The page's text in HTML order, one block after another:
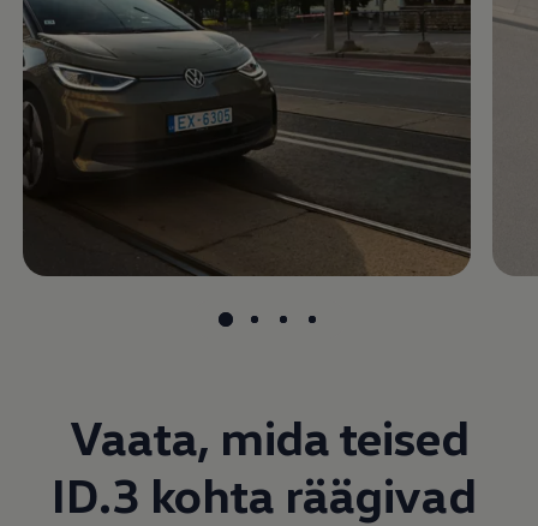
Vaata, mida teised
ID.3 kohta räägivad